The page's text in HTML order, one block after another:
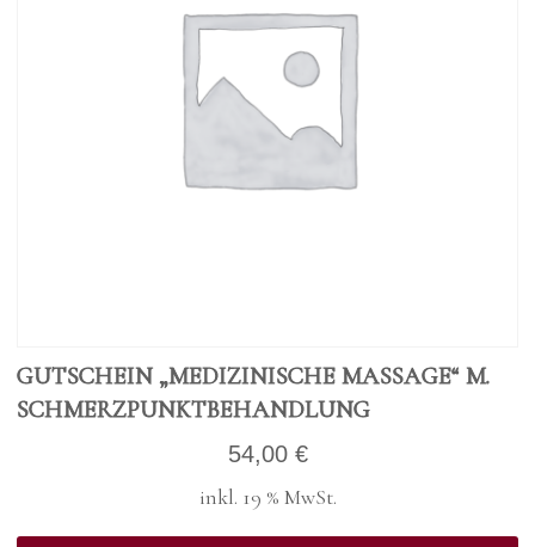
GUT­SCHEIN „MEDI­ZI­NI­SCHE MAS­SA­GE“ M.
SCHMERZ­PUNKT­BE­HAND­LUNG
54,00 €
inkl. 19 % MwSt.